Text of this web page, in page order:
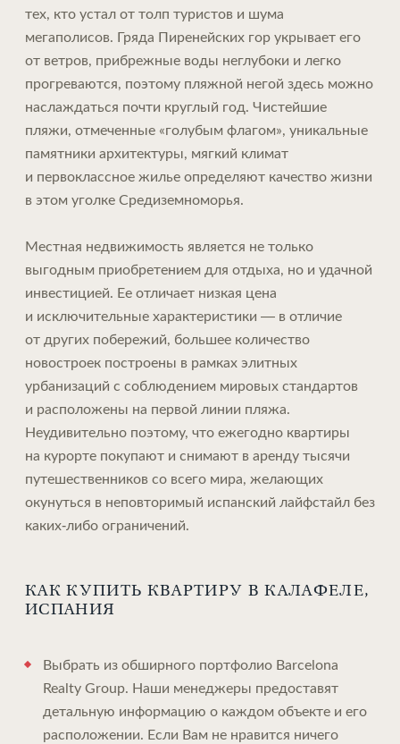
тех, кто устал от толп туристов и шума
мегаполисов. Гряда Пиренейских гор укрывает его
от ветров, прибрежные воды неглубоки и легко
прогреваются, поэтому пляжной негой здесь можно
наслаждаться почти круглый год. Чистейшие
пляжи, отмеченные «голубым флагом», уникальные
памятники архитектуры, мягкий климат
и первоклассное жилье определяют качество жизни
в этом уголке Средиземноморья.
Местная недвижимость является не только
выгодным приобретением для отдыха, но и удачной
инвестицией. Ее отличает низкая цена
и исключительные характеристики — в отличие
от других побережий, большее количество
новостроек построены в рамках элитных
урбанизаций с соблюдением мировых стандартов
и расположены на первой линии пляжа.
Неудивительно поэтому, что ежегодно квартиры
на курорте покупают и снимают в аренду тысячи
путешественников со всего мира, желающих
окунуться в неповторимый испанский лайфстайл без
каких-либо ограничений.
КАК КУПИТЬ КВАРТИРУ В КАЛАФЕЛЕ,
ИСПАНИЯ
Выбрать из обширного портфолио Barcelona
Realty Group. Наши менеджеры предоставят
детальную информацию о каждом объекте и его
расположении. Если Вам не нравится ничего